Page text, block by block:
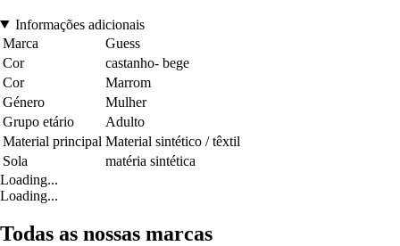
Informações adicionais
Marca
Guess
Cor
castanho- bege
Cor
Marrom
Género
Mulher
Grupo etário
Adulto
Material principal Material sintético / têxtil
Sola
matéria sintética
Loading...
Loading...
Todas as nossas marcas